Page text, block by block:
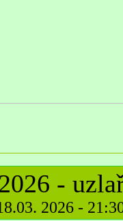
-
2026 -